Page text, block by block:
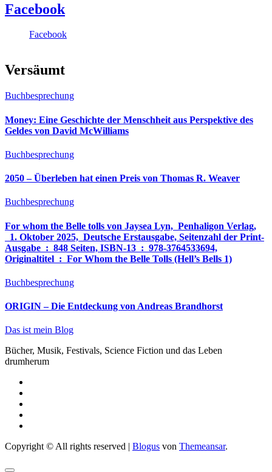
Facebook
Facebook
Versäumt
Buchbesprechung
Money: Eine Geschichte der Menschheit aus Perspektive des
Geldes von David McWilliams
Buchbesprechung
2050 – Überleben hat einen Preis von Thomas R. Weaver
Buchbesprechung
For whom the Belle tolls von Jaysea Lyn, ‎ Penhaligon Verlag,
‎ 1. Oktober 2025, ‎ Deutsche Erstausgabe, Seitenzahl der Print-
Ausgabe ‏ : ‎ 848 Seiten, ISBN-13 ‏ : ‎ 978-3764533694,
Originaltitel ‏ : ‎ For Whom the Belle Tolls (Hell’s Bells 1)
Buchbesprechung
ORIGIN – Die Entdeckung von Andreas Brandhorst
Das ist mein Blog
Bücher, Musik, Festivals, Science Fiction und das Leben
drumherum
Copyright © All rights reserved | Blogus von Themeansar.